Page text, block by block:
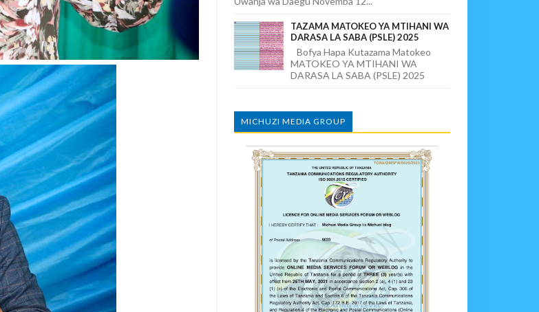
TAZAMA MATOKEO YA MTIHANI WA
DARASA LA SABA (PSLE) 2025
Bofya Hapa Kutazama Matokeo
MATOKEO YA MTIHANI WA
DARASA LA SABA (PSLE) 2025
MICHUZI MEDIA GROUP